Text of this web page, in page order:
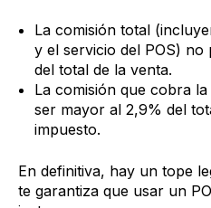
La comisión total
y el servicio del POS)
del total de la venta.
La comisión que cobra
ser mayor al 2,9% del
impuesto.
En definitiva, hay un tope
te garantiza que usar un